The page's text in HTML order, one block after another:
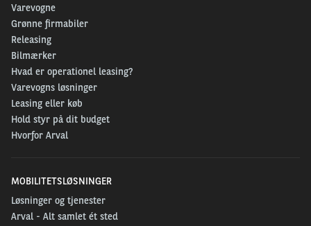
Varevogne
Grønne firmabiler
Releasing
Bilmærker
Hvad er operationel leasing?
Varevogns løsninger
Leasing eller køb
Hold styr på dit budget
Hvorfor Arval
MOBILITETSLØSNINGER
Løsninger og tjenester
Arval - Alt samlet ét sted